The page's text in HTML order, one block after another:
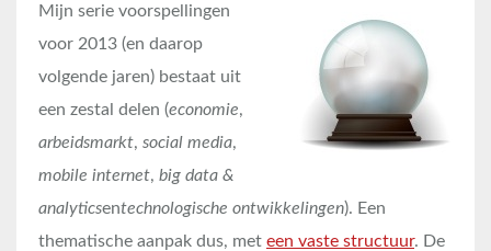
Mijn serie voorspellingen
voor 2013 (en daarop
volgende jaren) bestaat uit
een zestal delen (economie,
arbeidsmarkt, social media,
mobile internet, big data &
analyticsentechnologische ontwikkelingen). Een
thematische aanpak dus, met een vaste structuur. De